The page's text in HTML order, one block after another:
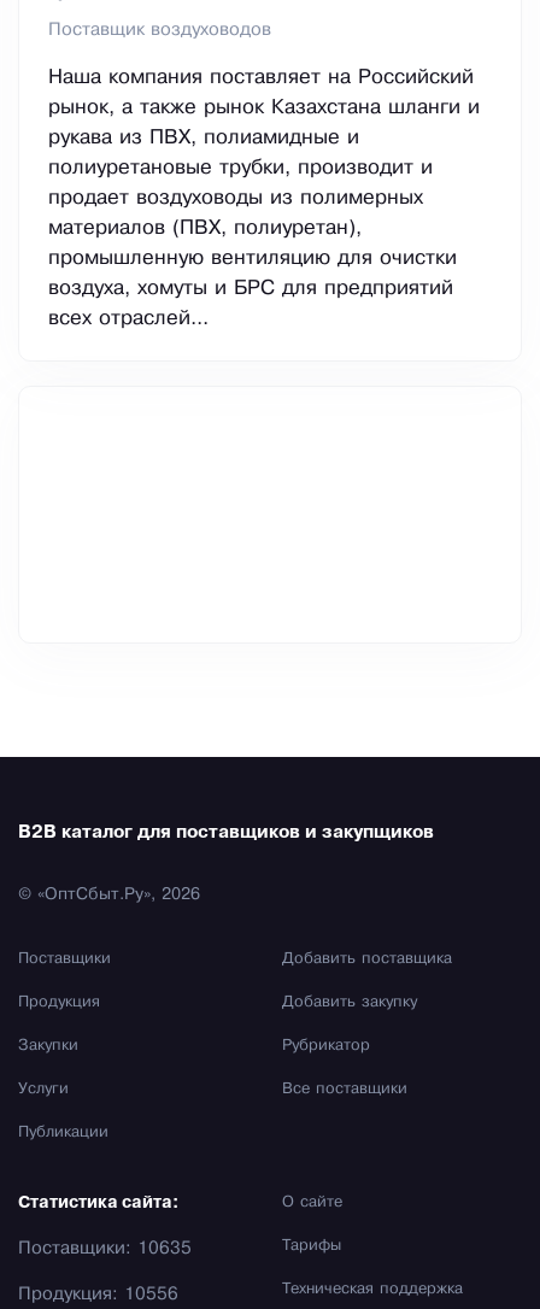
Поставщик воздуховодов
Наша компания поставляет на Российский
рынок, а также рынок Казахстана шланги и
рукава из ПВХ, полиамидные и
полиуретановые трубки, производит и
продает воздуховоды из полимерных
материалов (ПВХ, полиуретан),
промышленную вентиляцию для очистки
воздуха, хомуты и БРС для предприятий
всех отраслей...
B2B каталог для поставщиков и закупщиков
© «ОптСбыт.Ру», 2026
Поставщики
Продукция
Закупки
Услуги
Публикации
Добавить поставщика
Добавить закупку
Рубрикатор
Все поставщики
О сайте
Тарифы
Техническая поддержка
Статистика сайта:
Поставщики: 10635
Продукция: 10556